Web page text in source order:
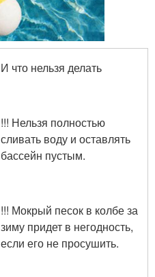
И что нельзя делать
!!! Нельзя полностью
сливать воду и оставлять
бассейн пустым.
!!! Мокрый песок в колбе за
зиму придет в негодность,
если его не просушить.